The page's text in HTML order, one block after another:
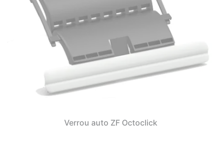
Verrou auto ZF Octoclick